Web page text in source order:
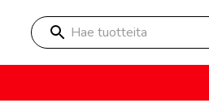
Hae tuotteita